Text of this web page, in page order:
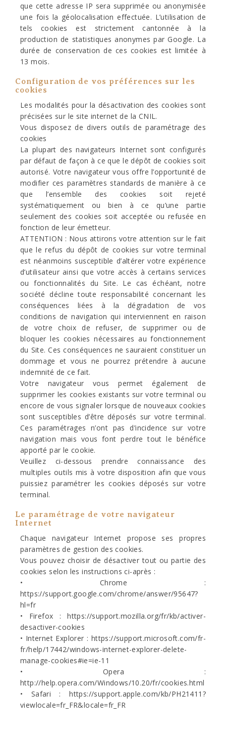
que cette adresse IP sera supprimée ou anonymisée
une fois la géolocalisation effectuée. L’utilisation de
tels cookies est strictement cantonnée à la
production de statistiques anonymes par Google. La
durée de conservation de ces cookies est limitée à
13 mois.
Configuration de vos préférences sur les
cookies
Les modalités pour la désactivation des cookies sont
précisées sur le site internet de la CNIL.
Vous disposez de divers outils de paramétrage des
cookies
La plupart des navigateurs Internet sont configurés
par défaut de façon à ce que le dépôt de cookies soit
autorisé. Votre navigateur vous offre l’opportunité de
modifier ces paramètres standards de manière à ce
que l’ensemble des cookies soit rejeté
systématiquement ou bien à ce qu’une partie
seulement des cookies soit acceptée ou refusée en
fonction de leur émetteur.
ATTENTION : Nous attirons votre attention sur le fait
que le refus du dépôt de cookies sur votre terminal
est néanmoins susceptible d’altérer votre expérience
d’utilisateur ainsi que votre accès à certains services
ou fonctionnalités du Site. Le cas échéant, notre
société décline toute responsabilité concernant les
conséquences liées à la dégradation de vos
conditions de navigation qui interviennent en raison
de votre choix de refuser, de supprimer ou de
bloquer les cookies nécessaires au fonctionnement
du Site. Ces conséquences ne sauraient constituer un
dommage et vous ne pourrez prétendre à aucune
indemnité de ce fait.
Votre navigateur vous permet également de
supprimer les cookies existants sur votre terminal ou
encore de vous signaler lorsque de nouveaux cookies
sont susceptibles d’être déposés sur votre terminal.
Ces paramétrages n’ont pas d’incidence sur votre
navigation mais vous font perdre tout le bénéfice
apporté par le cookie.
Veuillez ci-dessous prendre connaissance des
multiples outils mis à votre disposition afin que vous
puissiez paramétrer les cookies déposés sur votre
terminal.
Le paramétrage de votre navigateur
Internet
Chaque navigateur Internet propose ses propres
paramètres de gestion des cookies.
Vous pouvez choisir de désactiver tout ou partie des
cookies selon les instructions ci-après :
• Chrome :
https://support.google.com/chrome/answer/95647?
hl=fr
• Firefox : https://support.mozilla.org/fr/kb/activer-
desactiver-cookies
• Internet Explorer : https://support.microsoft.com/fr-
fr/help/17442/windows-internet-explorer-delete-
manage-cookies#ie=ie-11
• Opera :
http://help.opera.com/Windows/10.20/fr/cookies.html
• Safari : https://support.apple.com/kb/PH21411?
viewlocale=fr_FR&locale=fr_FR